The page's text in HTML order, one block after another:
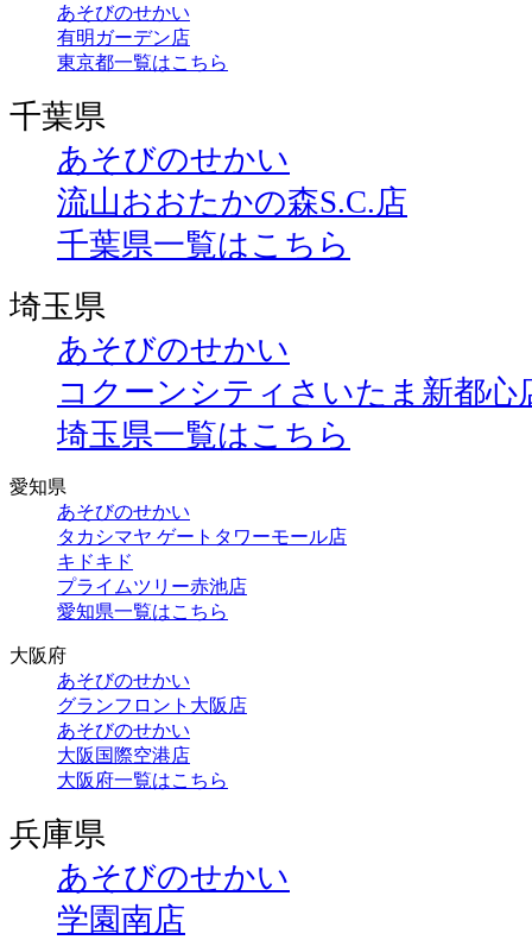
あそびのせかい
有明ガーデン店
東京都一覧はこちら
千葉県
あそびのせかい
流山おおたかの森S.C.店
千葉県一覧はこちら
埼玉県
あそびのせかい
コクーンシティさいたま新都心
埼玉県一覧はこちら
愛知県
あそびのせかい
タカシマヤ ゲートタワーモール店
キドキド
プライムツリー赤池店
愛知県一覧はこちら
大阪府
あそびのせかい
グランフロント大阪店
あそびのせかい
大阪国際空港店
大阪府一覧はこちら
兵庫県
あそびのせかい
学園南店